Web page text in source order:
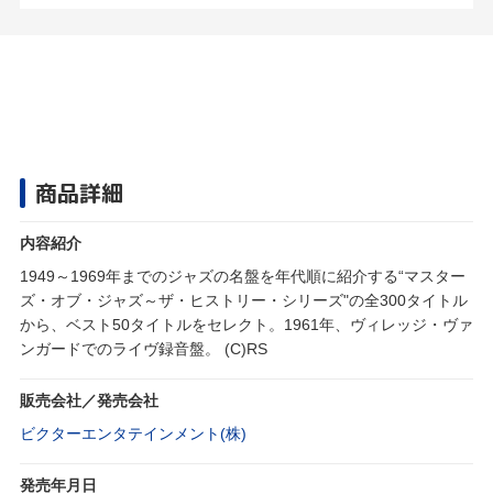
商品詳細
内容紹介
1949～1969年までのジャズの名盤を年代順に紹介する“マスター
ズ・オブ・ジャズ～ザ・ヒストリー・シリーズ"の全300タイトル
から、ベスト50タイトルをセレクト。1961年、ヴィレッジ・ヴァ
ンガードでのライヴ録音盤。 (C)RS
販売会社／発売会社
ビクターエンタテインメント(株)
発売年月日